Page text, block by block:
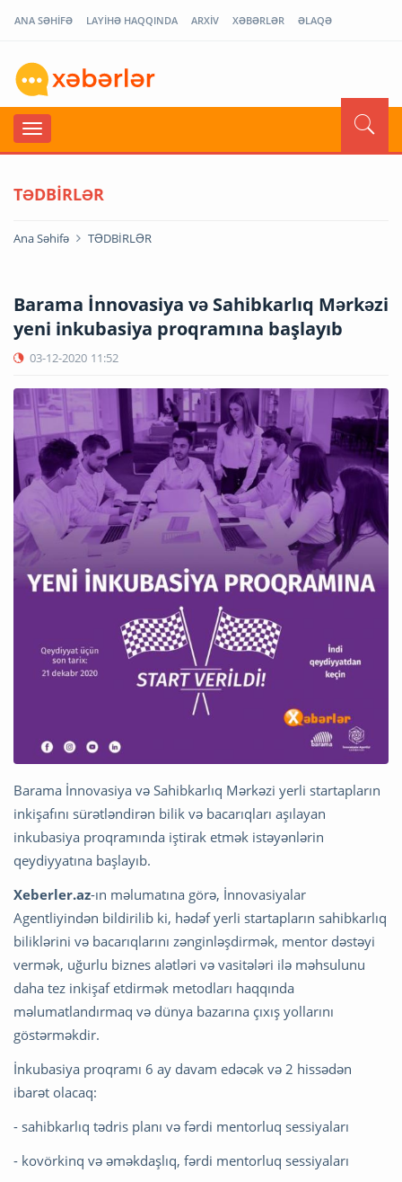
ANA SƏHİFƏ LAYİHƏ HAQQINDA ARXİV XƏBƏRLƏR ƏLAQƏ
TƏDBİRLƏR
Ana Səhifə TƏDBİRLƏR
Barama İnnovasiya və Sahibkarlıq Mərkəzi
yeni inkubasiya proqramına başlayıb
03-12-2020 11:52
Barama İnnovasiya və Sahibkarlıq Mərkəzi yerli startapların
inkişafını sürətləndirən bilik və bacarıqları aşılayan
inkubasiya proqramında iştirak etmək istəyənlərin
qeydiyyatına başlayıb.
Xeberler.az-ın məlumatına görə, İnnovasiyalar
Agentliyindən bildirilib ki, hədəf yerli startapların sahibkarlıq
biliklərini və bacarıqlarını zənginləşdirmək, mentor dəstəyi
vermək, uğurlu biznes alətləri və vasitələri ilə məhsulunu
daha tez inkişaf etdirmək metodları haqqında
məlumatlandırmaq və dünya bazarına çıxış yollarını
göstərməkdir.
İnkubasiya proqramı 6 ay davam edəcək və 2 hissədən
ibarət olacaq:
- sahibkarlıq tədris planı və fərdi mentorluq sessiyaları
- kovörkinq və əməkdaşlıq, fərdi mentorluq sessiyaları